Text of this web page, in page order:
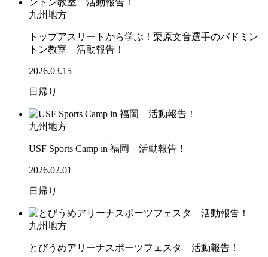
九州地方
トップアスリートから学ぶ！栗原文音選手のバドミン
トン教室 活動報告！
2026.03.15
日帰り
九州地方
USF Sports Camp in 福岡 活動報告！
2026.02.01
日帰り
九州地方
とびうめアリーナスポーツフェスタ 活動報告！